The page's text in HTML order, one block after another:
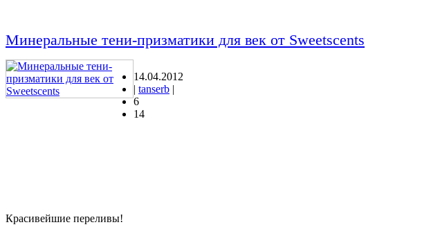
Минеральные тени-призматики для век от Sweetscents
14.04.2012
| tanserb |
6
14
Красивейшие переливы!